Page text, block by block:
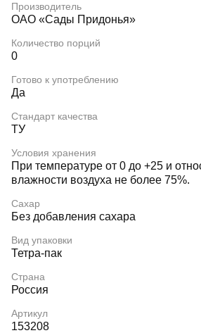
Производитель
ОАО «Сады Придонья»
Количество порций
0
Готово к употреблению
Да
Стандарт качества
ТУ
Условия хранения
При температуре от 0 до +25 и
влажности воздуха не более 75%.
Сахар
Без добавления сахара
Вид упаковки
Тетра-пак
Страна
Россия
Артикул
153208